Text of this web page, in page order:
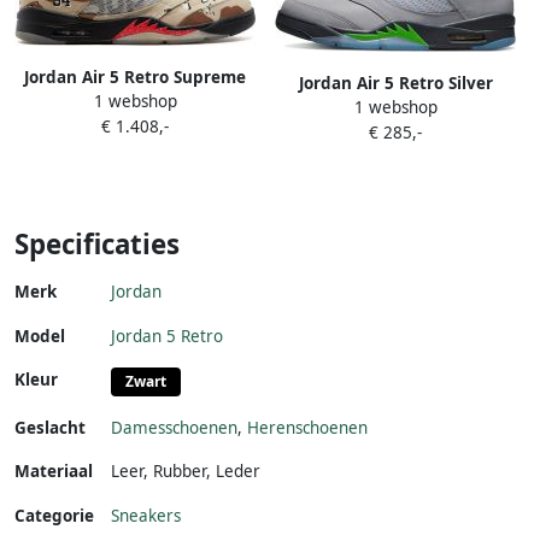
Jordan Air 5 Retro Supreme
sneakers Beige
1 webshop
€ 1.408,-
Jordan Air 5 Retro Silver
Green Bean Flint Grey
Schoenmaat 42 1 2 Sneakers
1 webshop
€ 285,-
Specificaties
Merk Jordan
Model
Jordan 5 Retro
Kleur
Zwart
Geslacht Damesschoenen, Herenschoenen
Materiaal
Leer, Rubber, Leder
Categorie Sneakers